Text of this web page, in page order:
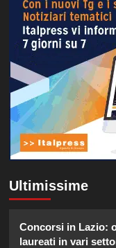
Ultimissime
Concorsi in Lazio:
laureati in vari